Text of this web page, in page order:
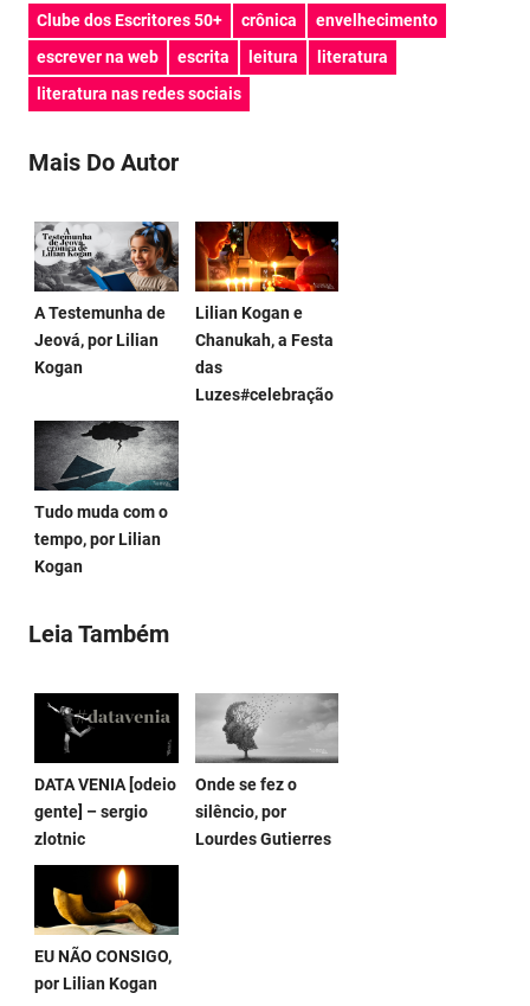
Clube dos Escritores 50+ crônica
envelhecimento
escrever na web
escrita leitura
literatura
literatura nas redes sociais
Mais Do Autor
A Testemunha de
Jeová, por Lilian
Kogan
Lilian Kogan e
Chanukah, a Festa
das
Luzes#celebração
Tudo muda com o
tempo, por Lilian
Kogan
Leia Também
DATA VENIA [odeio
gente] – sergio
zlotnic
Onde se fez o
silêncio, por
Lourdes Gutierres
EU NÃO CONSIGO,
por Lilian Kogan